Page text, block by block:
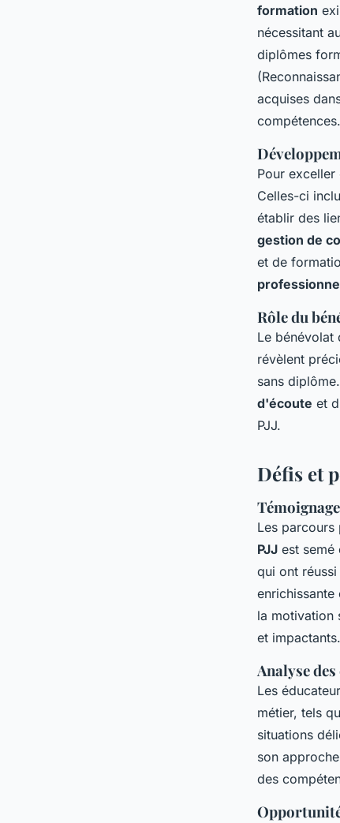
formation
nécessitant
diplômes
acquises
compétences.
Pour exceller
Celles-ci
établir des
gestion de
et de
Rôle du
Le bénévolat
révèlent
sans
d'écoute et
PJJ.
Défis et
Les parcours
PJJ est
qui ont
la motivation
et impactants.
Analyse
Les
métier, tels
situations
son
des